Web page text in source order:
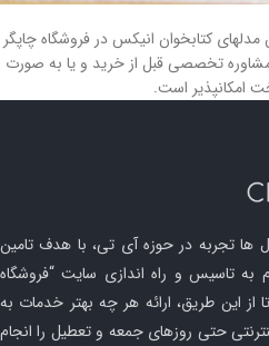
کتابخوان انیکس در فروشگاه چاپگر
تخصصی قبل از خرید و یا به صورت
امکانپذیر است.
ها تجربه در حوزه آی تی، با هدف تامین
به تاسیس و راه اندازی سایت “فروشگاه
از این طریق، ارائه هر چه بهتر خدمات به
حتی روزهای جمعه و تعطیل را انجام